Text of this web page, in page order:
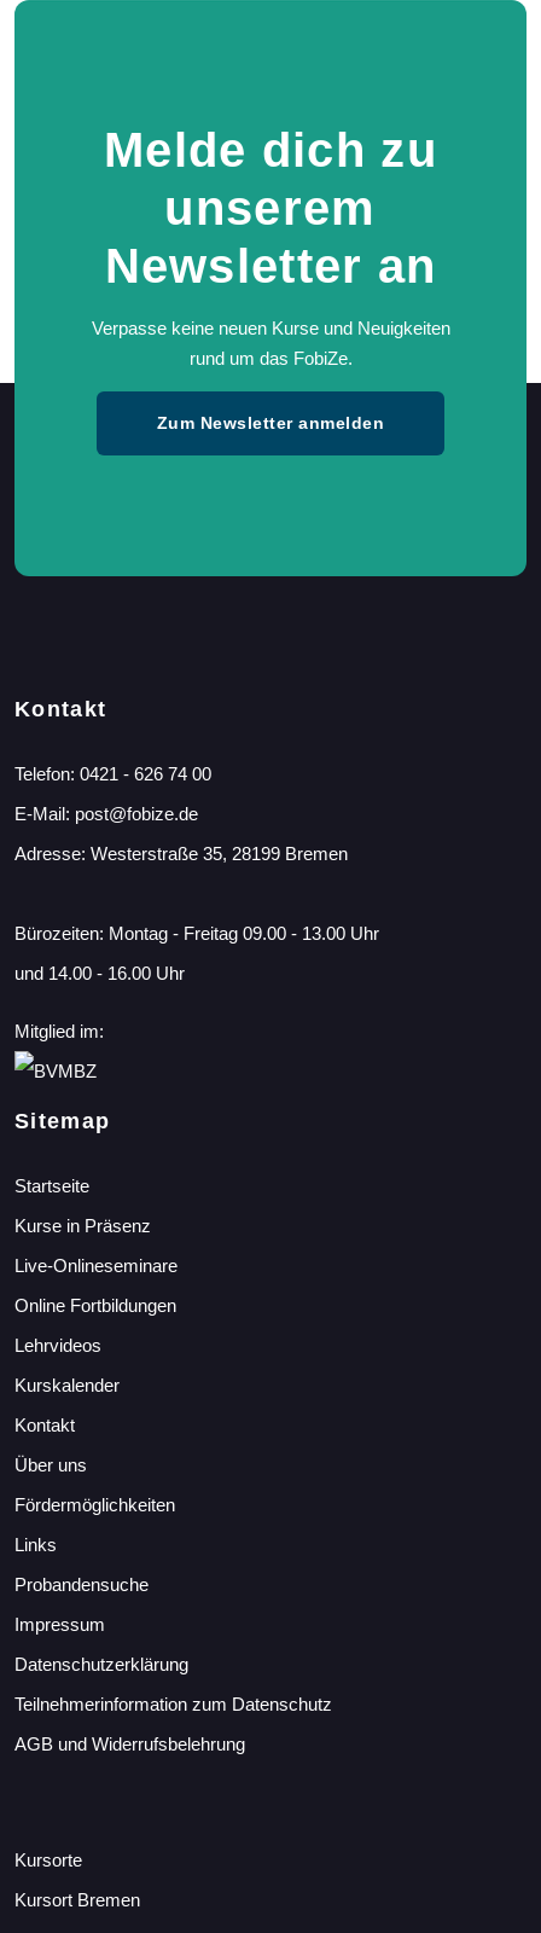
Melde dich zu
unserem
Newsletter an
Verpasse keine neuen Kurse und Neuigkeiten
rund um das FobiZe.
Zum Newsletter anmelden
Kontakt
Telefon: 0421 - 626 74 00
E-Mail: post@fobize.de
Adresse: Westerstraße 35, 28199 Bremen
Bürozeiten: Montag - Freitag 09.00 - 13.00 Uhr
und 14.00 - 16.00 Uhr
Mitglied im:
Sitemap
Startseite
Kurse in Präsenz
Live-Onlineseminare
Online Fortbildungen
Lehrvideos
Kurskalender
Kontakt
Über uns
Fördermöglichkeiten
Links
Probandensuche
Impressum
Datenschutzerklärung
Teilnehmerinformation zum Datenschutz
AGB und Widerrufsbelehrung
Kursorte
Kursort Bremen